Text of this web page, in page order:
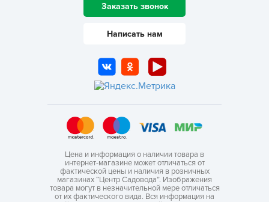
Заказать звонок
Написать нам
Цена и информация о наличии товара в
интернет-магазине может отличаться от
фактической цены и наличия в розничных
магазинах “Центр Садовода”. Изображения
товара могут в незначительной мере отличаться
от их фактического вида. Вся информация на